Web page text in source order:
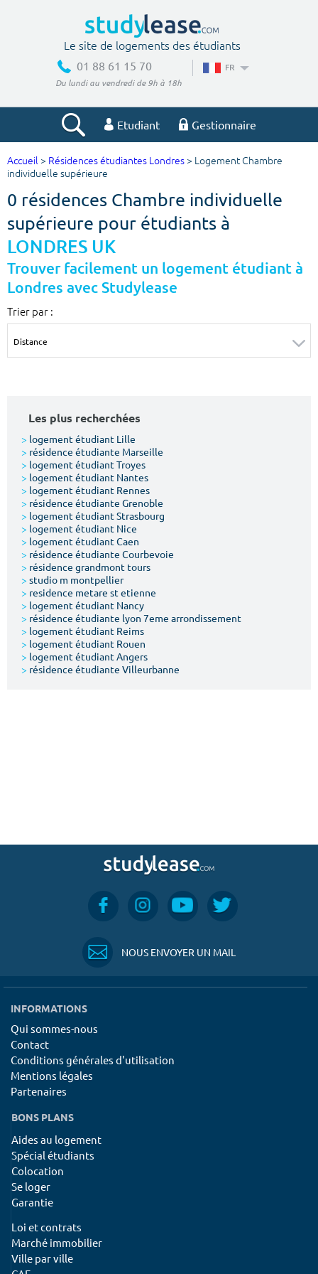
Le site de logements des étudiants
01 88 61 15 70
Du lundi au vendredi de 9h à 18h
FR
Etudiant Gestionnaire
Votre recherche
Ville, école
Budget min
€
Budget max
m² m²
Votre date d'entrée
Chercher
Accueil > Résidences étudiantes Londres > Logement Chambre
individuelle supérieure
0 résidences Chambre individuelle
supérieure pour étudiants à
LONDRES UK
Trouver facilement un logement étudiant à
Londres avec Studylease
Trier par :
Les plus recherchées
> logement étudiant Lille
> résidence étudiante Marseille
> logement étudiant Troyes
> logement étudiant Nantes
> logement étudiant Rennes
> résidence étudiante Grenoble
> logement étudiant Strasbourg
> logement étudiant Nice
> logement étudiant Caen
> résidence étudiante Courbevoie
> résidence grandmont tours
> studio m montpellier
> residence metare st etienne
> logement étudiant Nancy
> résidence étudiante lyon 7eme arrondissement
> logement étudiant Reims
> logement étudiant Rouen
> logement étudiant Angers
> résidence étudiante Villeurbanne
NOUS ENVOYER UN MAIL
INFORMATIONS
Qui sommes-nous
Contact
Conditions générales d'utilisation
Mentions légales
Partenaires
BONS PLANS
Aides au logement
Spécial étudiants
Colocation
Se loger
Garantie
Loi et contrats
Marché immobilier
Ville par ville